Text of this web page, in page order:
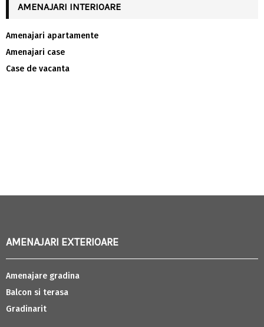
AMENAJARI INTERIOARE
Amenajari apartamente
Amenajari case
Case de vacanta
AMENAJARI EXTERIOARE
Amenajare gradina
Balcon si terasa
Gradinarit